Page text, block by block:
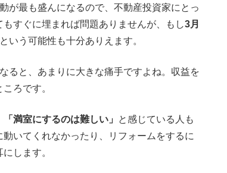
が最も盛んになるので、不動産投資家にとっ
すぐに埋まれば問題ありませんが、もし3月
という可能性も十分ありえます。
ると、あまりに大きな痛手ですよね。収益を
ろです。
「満室にするのは難しい」
と感じている人も
いてくれなかったり、リフォームをするに
します。